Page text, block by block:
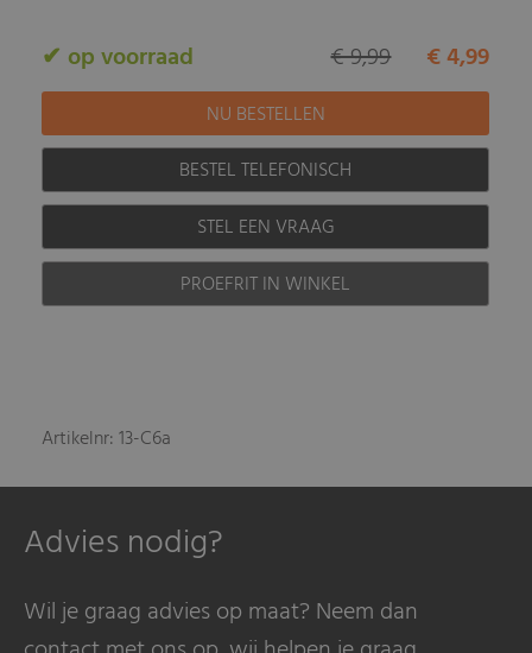
✔ op voorraad € 4,99
€ 9,99
BESTEL TELEFONISCH
STEL EEN VRAAG
PROEFRIT IN WINKEL
Artikelnr: 13-C6a
Advies nodig?
Wil je graag advies op maat? Neem dan